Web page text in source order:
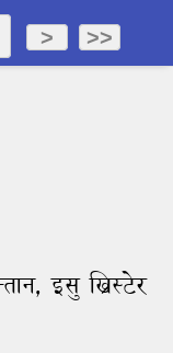
> >>
इसु ख्रिस्‍टेर